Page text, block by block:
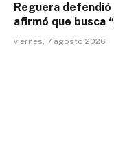
Reguera
afirmó que busca
viernes, 7 agosto 2026